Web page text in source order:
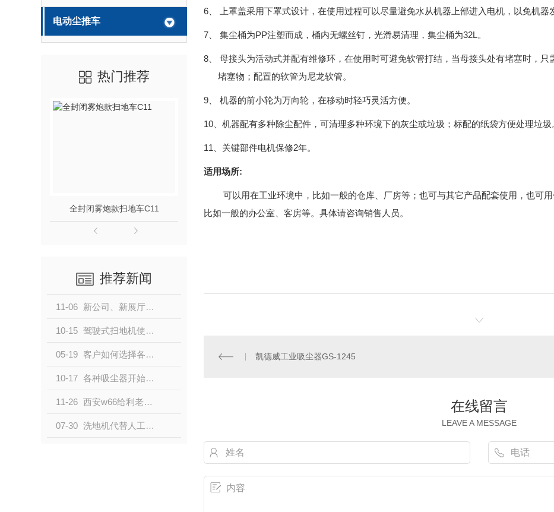
电动尘推车
热门推荐
全封闭雾炮款扫地车C11 手推自走洗地机X530B 双刷驾驶式洗地机PSD-XJ660
推荐新闻
11-06 新公司、新展厅、新气象
10-15 驾驶式扫地机使用时需要注意的问题
05-19 客户如何选择各种类型的西安扫地机？
10-17 各种吸尘器开始出现在市场中，大众对它的顾虑还有哪些
11-26 西安w66给利老牌清洁，地面清洁的专业伙伴
07-30 洗地机代替人工已成为趋势
6、 上罩盖采用下罩式设计，在使用过程可以尽量避免水从机器上部进入电机，以免机器
7、 集尘桶为PP注塑而成，桶内无螺丝钉，光滑易清理，集尘桶为32L。
8、 母接头为活动式并配有维修环，在使用时可避免软管打结，当母接头处有堵塞时，只
堵塞物；配置的软管为尼龙软管。
9、 机器的前小轮为万向轮，在移动时轻巧灵活方便。
10、机器配有多种除尘配件，可清理多种环境下的灰尘或垃圾；标配的纸袋方便处理垃圾
11、关键部件电机保修2年。
适用场所:
可以用在工业环境中，比如一般的仓库、厂房等；也可与其它产品配套使用，也可
比如一般的办公室、客房等。具体请咨询销售人员。
凯德威工业吸尘器GS-1245
在线留言
LEAVE A MESSAGE